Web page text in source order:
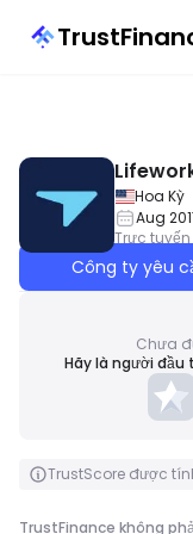
Hoa Kỳ
Aug
Trực
Công ty yêu
Chưa
Hãy là người
TrustScore được
TrustFinance không